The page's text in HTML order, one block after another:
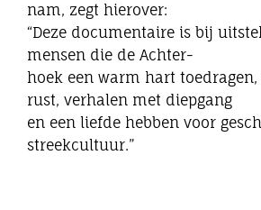
nam, zegt hierover:
“Deze documentaire is bij
mensen die de Achter-
hoek een warm hart
rust, verhalen met diepgang
en een liefde hebben voor
streekcultuur.”